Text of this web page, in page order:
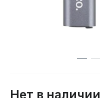
Нет в наличии